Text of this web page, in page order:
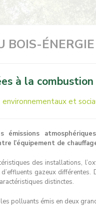
BOIS-ÉNERGIE
à la
environnementaux et
émissions
l’équipement de
des installations,
gazeux
distinctes.
polluants émis en deux